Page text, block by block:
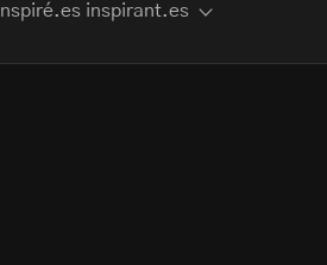
Inspiré.es inspirant.es